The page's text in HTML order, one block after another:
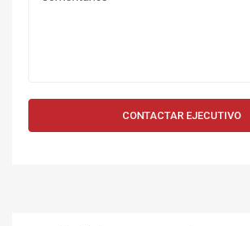
CONTACTAR EJECUTIVO